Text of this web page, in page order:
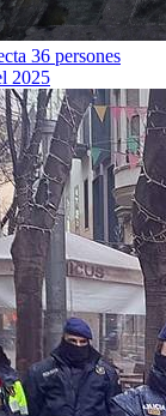
36 persones
2025